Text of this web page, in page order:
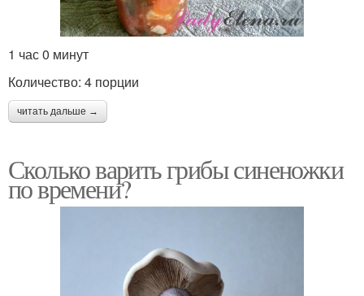
1 час 0 минут
Количество: 4 порции
читать дальше →
Сколько варить грибы синеножки
по времени?